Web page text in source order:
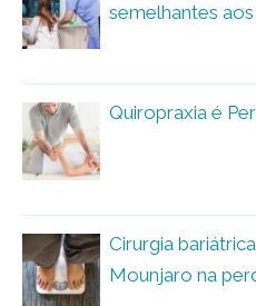
semelhantes
Quiropraxia é
Cirurgia
Mounjaro na